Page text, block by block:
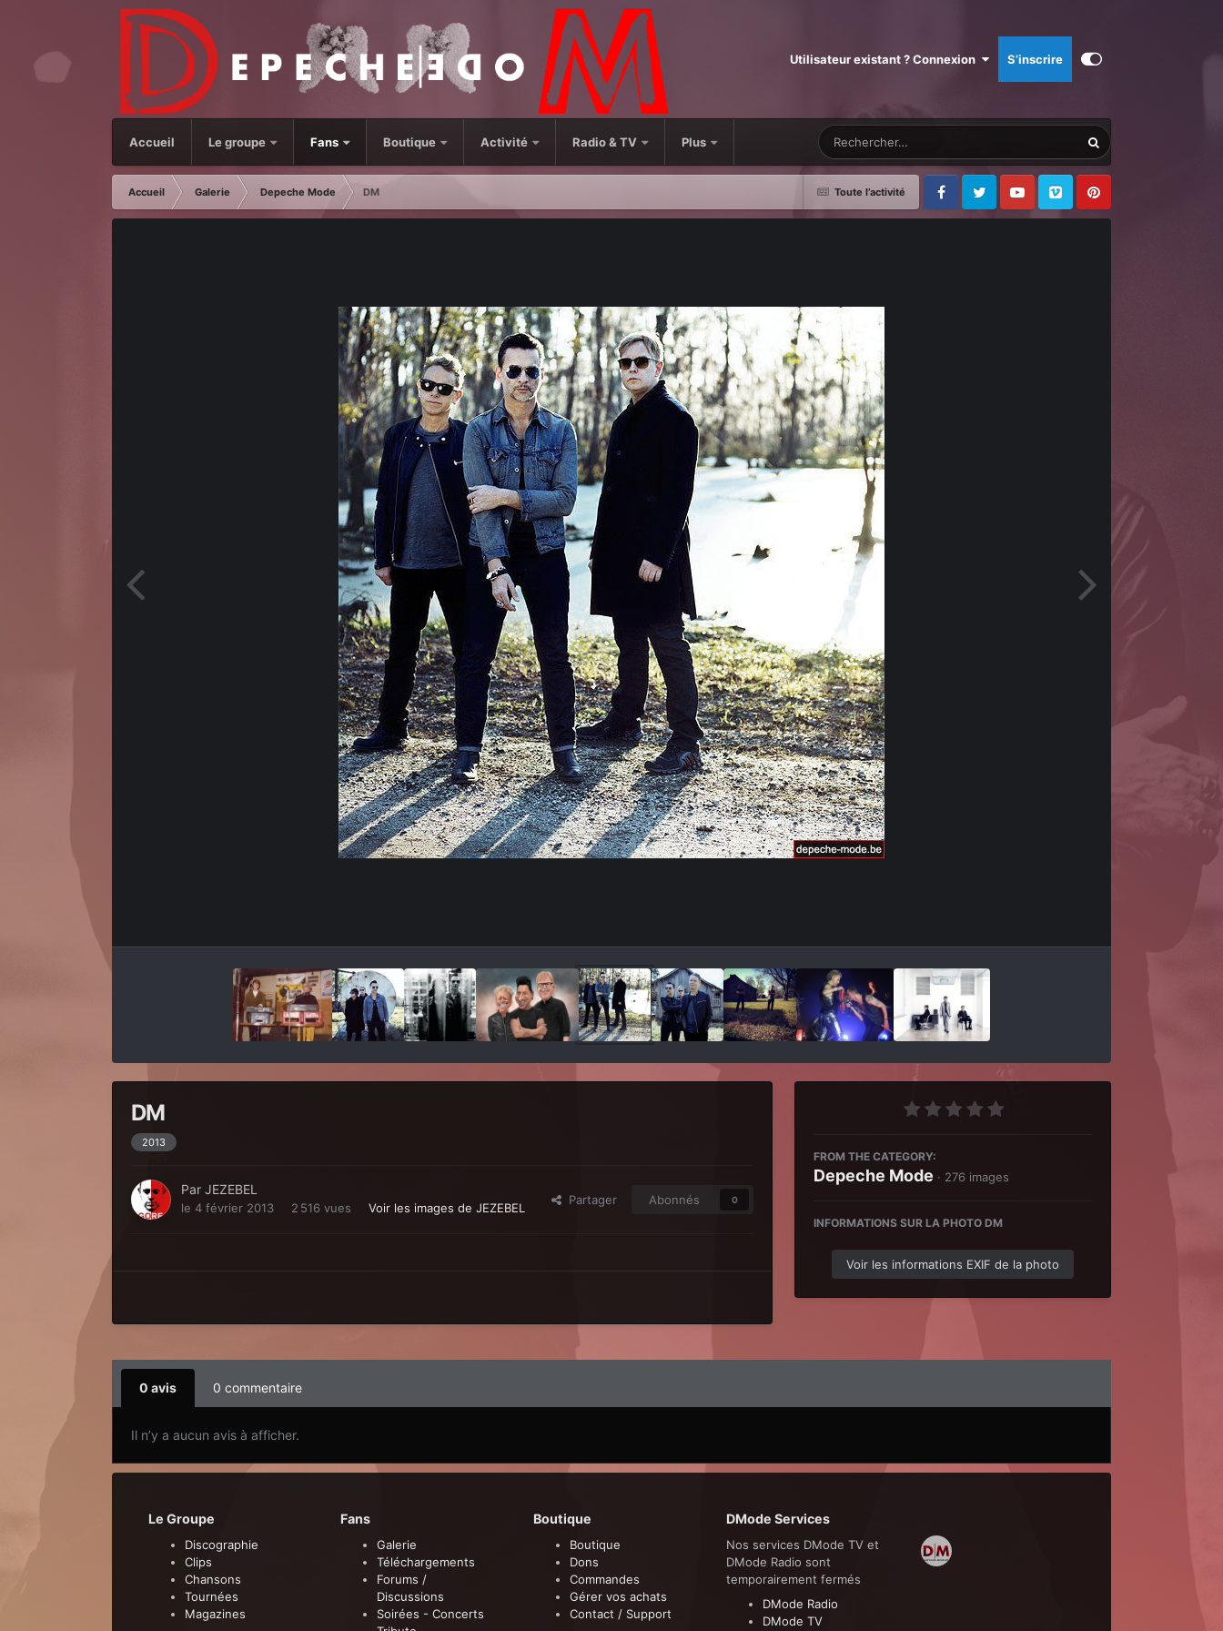
Utilisateur existant ? Connexion S’inscrire
Accueil Le groupe Fans Boutique Activité Radio & TV Plus
Toute l’activité
Accueil Galerie Depeche Mode
DM
FacebookTwitter Youtube Vimeo Pinterest
DM
2013
Par JEZEBEL
le 4 février 2013 2 516 vues Voir les images de JEZEBEL
Partager Abonnés 0
FROM THE CATEGORY:
Depeche Mode · 276 images
INFORMATIONS SUR LA PHOTO DM
Voir les informations EXIF de la photo
0 avis 0 commentaire
Il n’y a aucun avis à afficher.
Le Groupe
Discographie
Clips
Chansons
Tournées
Magazines
Fans
Galerie
Téléchargements
Forums /
Discussions
Soirées - Concerts
Boutique
Boutique
Dons
Commandes
Gérer vos achats
Contact / Support
DMode Services
Nos services DMode TV et
DMode Radio sont
temporairement fermés
DMode Radio
DMode TV